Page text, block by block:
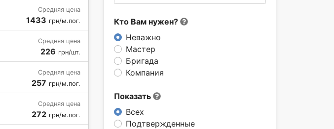
Кто Вам нужен?
Неважно
Мастер
Бригада
Компания
Показать
Всех
Подтвержденные
Средняя цена
1433 грн/м.пог.
Средняя цена
226 грн/шт.
Средняя цена
257 грн/м.пог.
Средняя цена
272 грн/м.пог.